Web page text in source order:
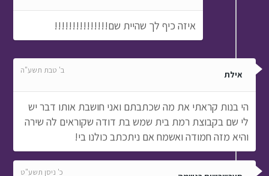
איזה כיף לך שהיית שם!!!!!!!!!!!!!!!
אילת ב' טבת תשע"ה
הי בנות קראתי את מה שכתבתם ואני חושבת אותו דבר יש
לי שם בקבוצת רמת בית שמש בת דודה שקוראים לה שירה
והיא מזה חמודה ואשמח אם ניתכתב כולנו בי!
כ' ניסן תשע"ט